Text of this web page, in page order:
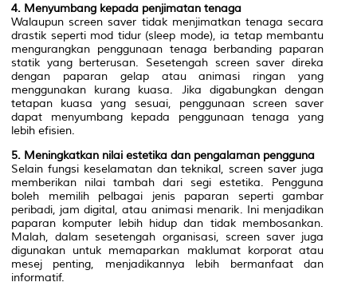
4. Menyumbang kepada penjimatan tenaga
Walaupun screen saver tidak menjimatkan tenaga secara
drastik seperti mod tidur (sleep mode), ia tetap membantu
mengurangkan penggunaan tenaga berbanding paparan
statik yang berterusan. Sesetengah screen saver direka
dengan paparan gelap atau animasi ringan yang
menggunakan kurang kuasa. Jika digabungkan dengan
tetapan kuasa yang sesuai, penggunaan screen saver
dapat menyumbang kepada penggunaan tenaga yang
lebih efisien.
5. Meningkatkan nilai estetika dan pengalaman pengguna
Selain fungsi keselamatan dan teknikal, screen saver juga
memberikan nilai tambah dari segi estetika. Pengguna
boleh memilih pelbagai jenis paparan seperti gambar
peribadi, jam digital, atau animasi menarik. Ini menjadikan
paparan komputer lebih hidup dan tidak membosankan.
Malah, dalam sesetengah organisasi, screen saver juga
digunakan untuk memaparkan maklumat korporat atau
mesej penting, menjadikannya lebih bermanfaat dan
informatif.